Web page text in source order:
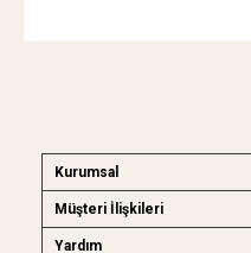
Kurumsal
Müşteri İlişkileri
Yardım